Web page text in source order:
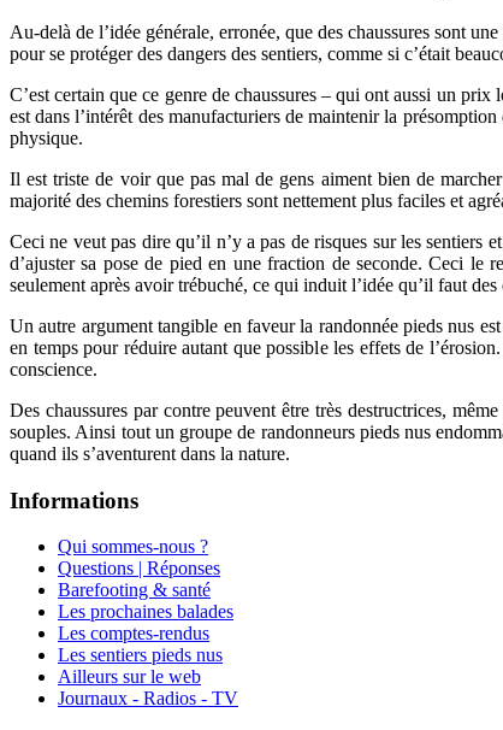
Au-delà de l’idée générale, erronée, que des chaussures sont
pour se protéger des dangers des sentiers, comme si c’était
C’est certain que ce genre de chaussures – qui ont aussi un
est dans l’intérêt des manufacturiers de maintenir la
physique.
Il est triste de voir que pas mal de gens aiment bien de
majorité des chemins forestiers sont nettement plus faciles et
Ceci ne veut pas dire qu’il n’y a pas de risques sur les
d’ajuster sa pose de pied en une fraction de seconde. Ceci le
seulement après avoir trébuché, ce qui induit l’idée qu’il faut
Un autre argument tangible en faveur la randonnée pieds nus
en temps pour réduire autant que possible les effets de
conscience.
Des chaussures par contre peuvent être très destructrices,
souples. Ainsi tout un groupe de randonneurs pieds nus
quand ils s’aventurent dans la nature.
Informations
Qui sommes-nous ?
Questions | Réponses
Barefooting & santé
Les prochaines balades
Les comptes-rendus
Les sentiers pieds nus
Ailleurs sur le web
Journaux - Radios - TV